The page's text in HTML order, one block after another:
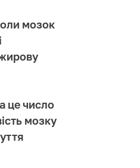
мозок
це число
мозку